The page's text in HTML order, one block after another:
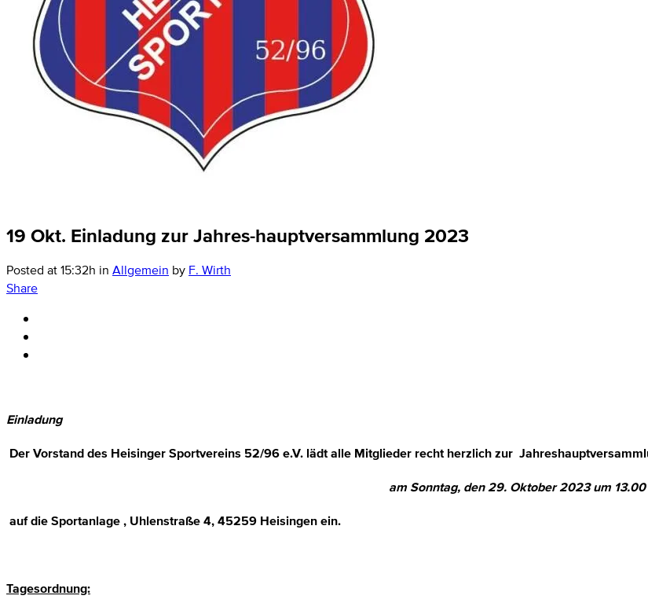
19 Okt. Einladung zur Jahres-hauptversammlung 2023
Posted at 15:32h in Allgemein by F. Wirth
Share
Einladung
Der Vorstand des Heisinger Sportvereins 52/96 e.V. lädt alle Mitglieder recht herzlich zur
am Sonntag, den 29. Oktober 2023 um
auf die Sportanlage , Uhlenstraße 4, 45259 Heisingen ein.
Tagesordnung: